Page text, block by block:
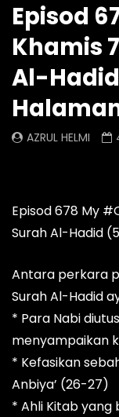
Episod 1334 My
2.0
AZRUL HELMI
15 HOURS AGO -
0
0 0
Episod
Khamis
Al-Hadid
AZRUL HELMI
Episod 678 My
Surah Al-Hadid
Antara perkara
Surah Al-Hadid
* Para Nabi
menyampaikan
* Kefasikan
Anbiya’ (26-27)
* Ahli Kitab yang